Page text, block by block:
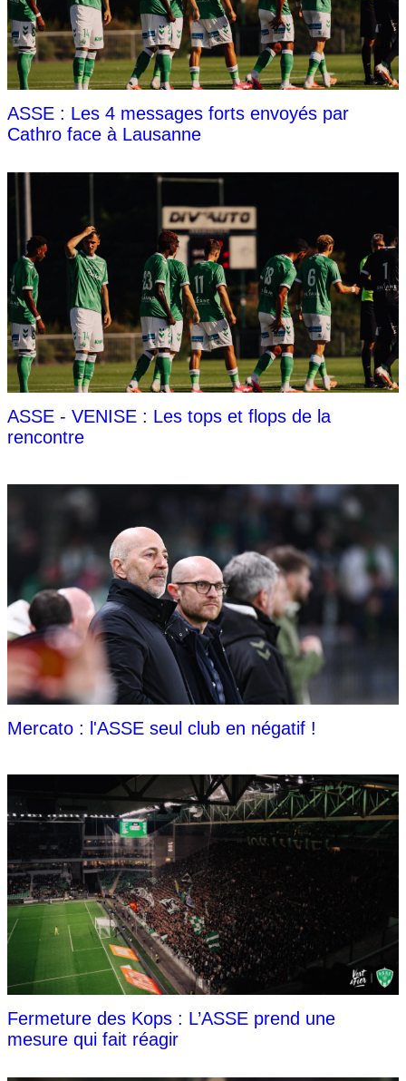
ASSE : Les 4 messages forts envoyés par
Cathro face à Lausanne
ASSE - VENISE : Les tops et flops de la
rencontre
Mercato : l'ASSE seul club en négatif !
Fermeture des Kops : L’ASSE prend une
mesure qui fait réagir